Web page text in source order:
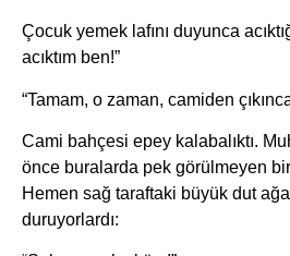
Çocuk yemek lafını duyunca
acıktım ben!”
“Tamam, o zaman, camiden
Cami bahçesi epey kalabalıktı.
önce buralarda pek görülmeyen
Hemen sağ taraftaki büyük dut
duruyorlardı: